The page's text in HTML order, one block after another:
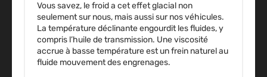
Vous savez, le froid a cet effet glacial non
seulement sur nous, mais aussi sur nos véhicules.
La température déclinante engourdit les fluides, y
compris l’huile de transmission. Une viscosité
accrue à basse température est un frein naturel au
fluide mouvement des engrenages.